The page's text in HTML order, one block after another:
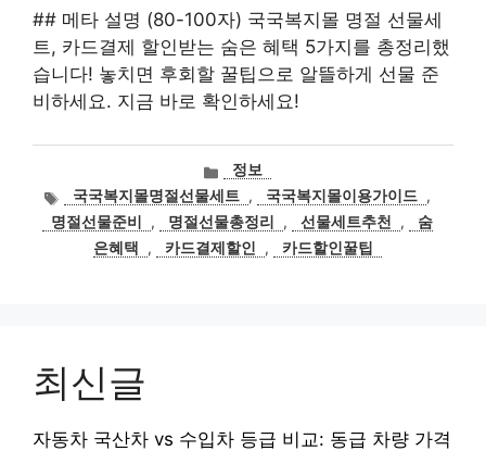
## 메타 설명 (80-100자) 국국복지몰 명절 선물세
트, 카드결제 할인받는 숨은 혜택 5가지를 총정리했
습니다! 놓치면 후회할 꿀팁으로 알뜰하게 선물 준
비하세요. 지금 바로 확인하세요!
카
테
고
리
정보
태
그
국국복지몰명절선물세트 , 국국복지몰이용가이드 ,
명절선물준비
, 명절선물총정리 , 선물세트추천 ,
숨
은혜택
, 카드결제할인 , 카드할인꿀팁
최신글
자동차 국산차 vs 수입차 등급 비교: 동급 차량 가격